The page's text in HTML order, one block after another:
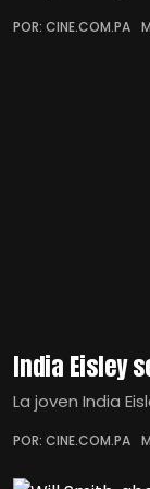
POR: CINE.COM.PA
India Eisley
La joven India
POR: CINE.COM.PA